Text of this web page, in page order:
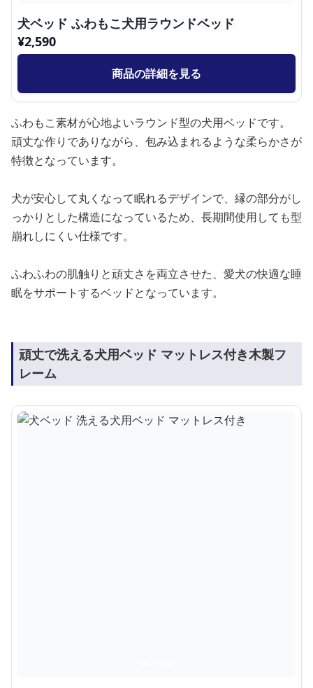
犬ベッド ふわもこ犬用ラウンドベッド
¥2,590
商品の詳細を見る
ふわもこ素材が心地よいラウンド型の犬用ベッドです。
頑丈な作りでありながら、包み込まれるような柔らかさが
特徴となっています。
犬が安心して丸くなって眠れるデザインで、縁の部分がし
っかりとした構造になっているため、長期間使用しても型
崩れしにくい仕様です。
ふわふわの肌触りと頑丈さを両立させた、愛犬の快適な睡
眠をサポートするベッドとなっています。
頑丈で洗える犬用ベッド マットレス付き木製フ
レーム